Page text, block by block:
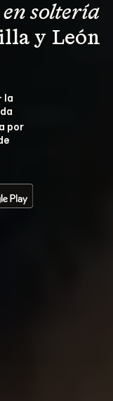
soltería
y León
la
por